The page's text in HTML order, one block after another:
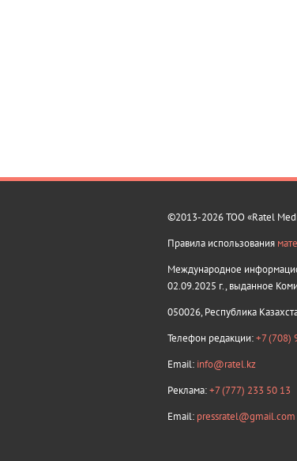
©2013-2026 ТОО «Ratel
Правила использования
Международное
02.09.2025 г., выданное
050026, Республика
Телефон редакции:+7 (708)
Email: info@ratel.kz
Реклама:+7 (777) 233 50 13
Email: pressratel@gmail.com